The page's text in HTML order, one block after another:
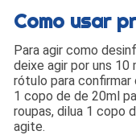
Como usar
Para agir como
deixe agir por uns 10
rótulo para confirmar
1 copo de de 20ml
roupas, dilua 1 copo
agite.